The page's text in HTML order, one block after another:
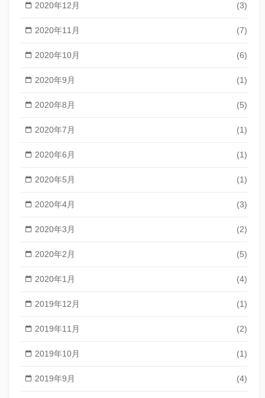
2020年12月 (3)
2020年11月 (7)
2020年10月 (6)
2020年9月 (1)
2020年8月 (5)
2020年7月 (1)
2020年6月 (1)
2020年5月 (1)
2020年4月 (3)
2020年3月 (2)
2020年2月 (5)
2020年1月 (4)
2019年12月 (1)
2019年11月 (2)
2019年10月 (1)
2019年9月 (4)